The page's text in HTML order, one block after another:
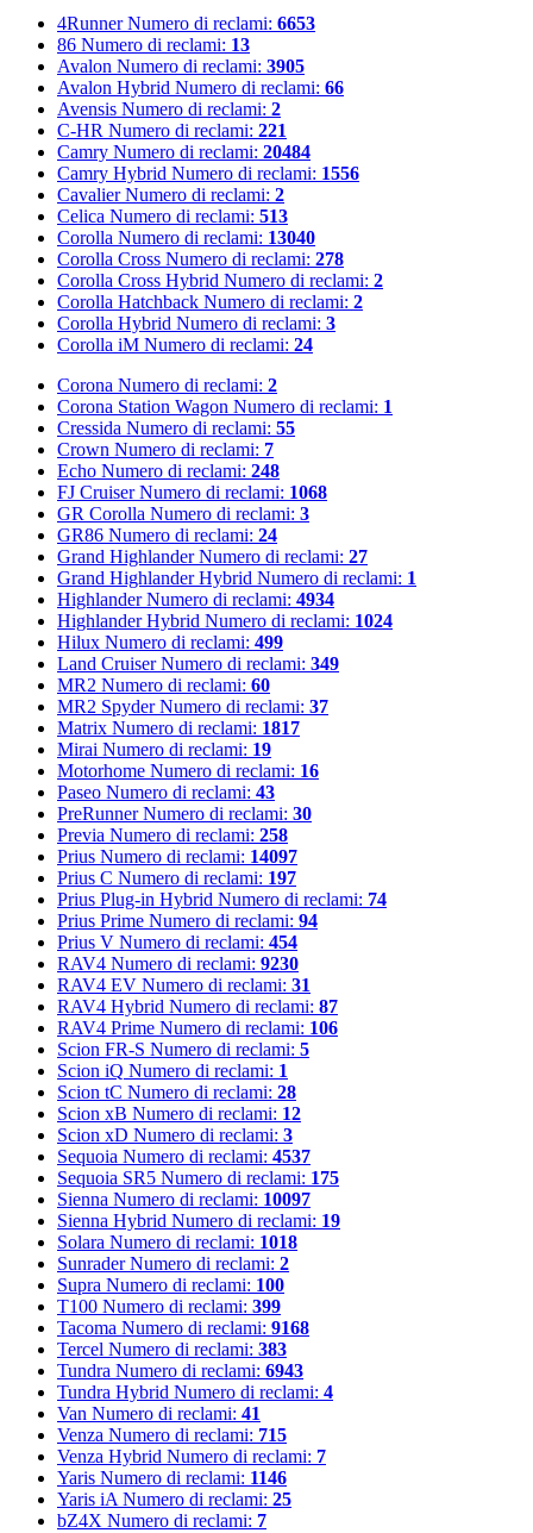
4Runner Numero di reclami: 6653
86 Numero di reclami: 13
Avalon Numero di reclami: 3905
Avalon Hybrid Numero di reclami: 66
Avensis Numero di reclami: 2
C-HR Numero di reclami: 221
Camry Numero di reclami: 20484
Camry Hybrid Numero di reclami: 1556
Cavalier Numero di reclami: 2
Celica Numero di reclami: 513
Corolla Numero di reclami: 13040
Corolla Cross Numero di reclami: 278
Corolla Cross Hybrid Numero di reclami: 2
Corolla Hatchback Numero di reclami: 2
Corolla Hybrid Numero di reclami: 3
Corolla iM Numero di reclami: 24
Corona Numero di reclami: 2
Corona Station Wagon Numero di reclami: 1
Cressida Numero di reclami: 55
Crown Numero di reclami: 7
Echo Numero di reclami: 248
FJ Cruiser Numero di reclami: 1068
GR Corolla Numero di reclami: 3
GR86 Numero di reclami: 24
Grand Highlander Numero di reclami: 27
Grand Highlander Hybrid Numero di reclami: 1
Highlander Numero di reclami: 4934
Highlander Hybrid Numero di reclami: 1024
Hilux Numero di reclami: 499
Land Cruiser Numero di reclami: 349
MR2 Numero di reclami: 60
MR2 Spyder Numero di reclami: 37
Matrix Numero di reclami: 1817
Mirai Numero di reclami: 19
Motorhome Numero di reclami: 16
Paseo Numero di reclami: 43
PreRunner Numero di reclami: 30
Previa Numero di reclami: 258
Prius Numero di reclami: 14097
Prius C Numero di reclami: 197
Prius Plug-in Hybrid Numero di reclami: 74
Prius Prime Numero di reclami: 94
Prius V Numero di reclami: 454
RAV4 Numero di reclami: 9230
RAV4 EV Numero di reclami: 31
RAV4 Hybrid Numero di reclami: 87
RAV4 Prime Numero di reclami: 106
Scion FR-S Numero di reclami: 5
Scion iQ Numero di reclami: 1
Scion tC Numero di reclami: 28
Scion xB Numero di reclami: 12
Scion xD Numero di reclami: 3
Sequoia Numero di reclami: 4537
Sequoia SR5 Numero di reclami: 175
Sienna Numero di reclami: 10097
Sienna Hybrid Numero di reclami: 19
Solara Numero di reclami: 1018
Sunrader Numero di reclami: 2
Supra Numero di reclami: 100
T100 Numero di reclami: 399
Tacoma Numero di reclami: 9168
Tercel Numero di reclami: 383
Tundra Numero di reclami: 6943
Tundra Hybrid Numero di reclami: 4
Van Numero di reclami: 41
Venza Numero di reclami: 715
Venza Hybrid Numero di reclami: 7
Yaris Numero di reclami: 1146
Yaris iA Numero di reclami: 25
bZ4X Numero di reclami: 7